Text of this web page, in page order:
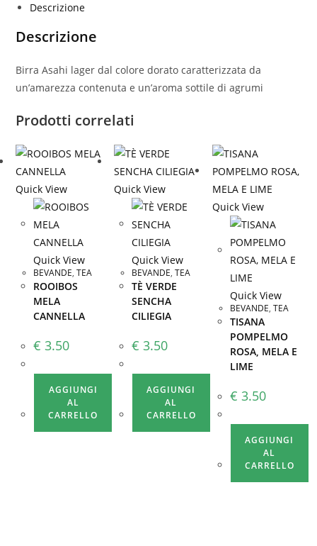
Descrizione
Descrizione
Birra Asahi lager dal colore dorato caratterizzata da
un’amarezza contenuta e un’aroma sottile di agrumi
Prodotti correlati
Quick View
Quick View
BEVANDE,TEA
ROOIBOS
MELA
CANNELLA
€ 3.50
AGGIUNGI
AL
CARRELLO
Quick View
Quick View
BEVANDE, TEA
TÈ VERDE
SENCHA
CILIEGIA
€ 3.50
AGGIUNGI
AL
CARRELLO
Quick View
Quick View
BEVANDE, TEA
TISANA
POMPELMO
ROSA, MELA E
LIME
€ 3.50
AGGIUNGI
AL
CARRELLO